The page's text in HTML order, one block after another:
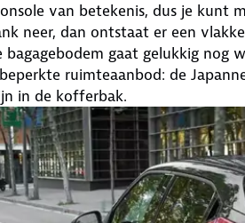
van betekenis, dus je kunt
neer, dan ontstaat er een
bagagebodem gaat gelukkig nog
ruimteaanbod: de
in de kofferbak.